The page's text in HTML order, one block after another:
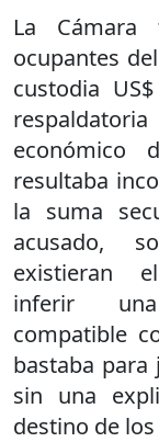
La Cámara
ocupantes
custodia
económico
resultaba
la suma
acusado,
existieran
inferir
compatible
bastaba
sin una
destino de